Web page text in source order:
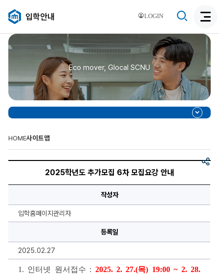
LOGIN
입학안내
색
활
성
색
Eco mover, Glocal SCNU
HOME사이트맵
공
도
모
안
2025학년도 추가모집 6차 모집요강 안내
작성자
입학홈페이지관리자
등록일
2025.02.27
1. 인터넷 원서접수 : 2025. 2. 27.(목) 19:00 ~ 2. 28.